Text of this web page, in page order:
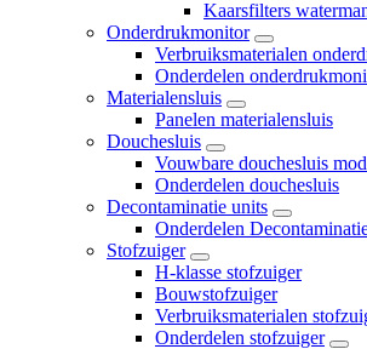
Kaarsfilters
Onderdrukmonitor
Verbruiksmaterialen
Onderdelen
Materialensluis
Panelen materialensluis
Douchesluis
Vouwbare douchesluis
Onderdelen douchesluis
Decontaminatie units
Onderdelen
Stofzuiger
H-klasse stofzuiger
Bouwstofzuiger
Verbruiksmaterialen
Onderdelen stofzuiger